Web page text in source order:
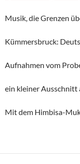
Musik, die Grenzen
Kümmersbruck:
Aufnahmen vom
ein kleiner Ausschnitt
Mit dem Himbisa-